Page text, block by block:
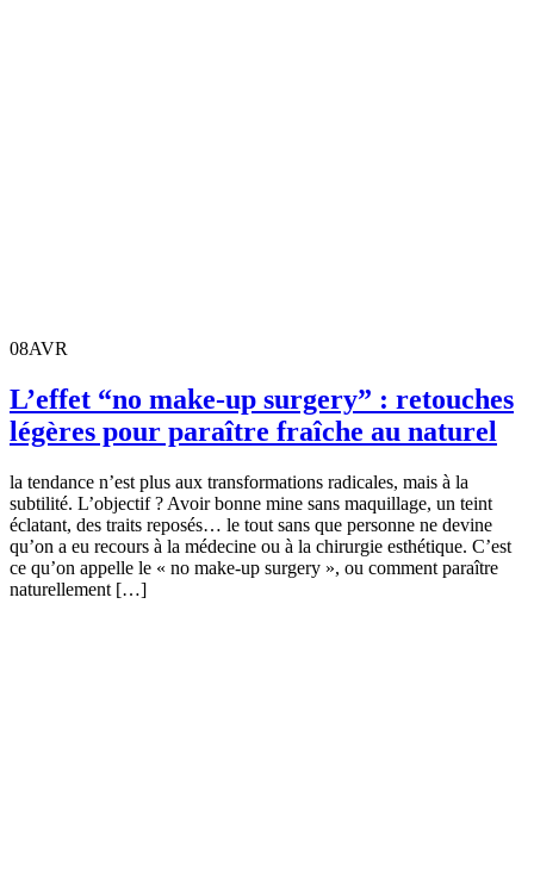
08AVR
L’effet “no make-up surgery” : retouches
légères pour paraître fraîche au naturel
la tendance n’est plus aux transformations radicales, mais à la
subtilité. L’objectif ? Avoir bonne mine sans maquillage, un teint
éclatant, des traits reposés… le tout sans que personne ne devine
qu’on a eu recours à la médecine ou à la chirurgie esthétique. C’est
ce qu’on appelle le « no make-up surgery », ou comment paraître
naturellement […]